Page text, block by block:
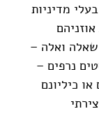
מדיניות
שאלה ואלה –
נרפים –
או כיליונם